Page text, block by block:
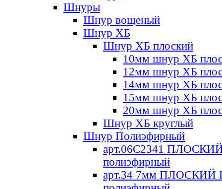
Шнуры
Шнур вощеный
Шнур ХБ
Шнур ХБ плоский
10мм шнур ХБ
12мм шнур ХБ
14мм шнур ХБ
15мм шнур ХБ
20мм шнур ХБ
Шнур ХБ круглый
Шнур Полиэфирный
арт.06С2341
полиэфирный
арт.34 7мм ПЛОСКИЙ